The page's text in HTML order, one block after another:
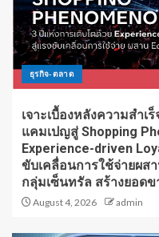
ธุรกิจ-ตลาด
เจาะเบื้องหลังความสำเ
แคมเปญสู่ Shopping
Experience-driven
ขับเคลื่อนการใช้จ่ายผส
กลุ่มเซ็นทรัล สร้างยอด
August 4, 2026 admin